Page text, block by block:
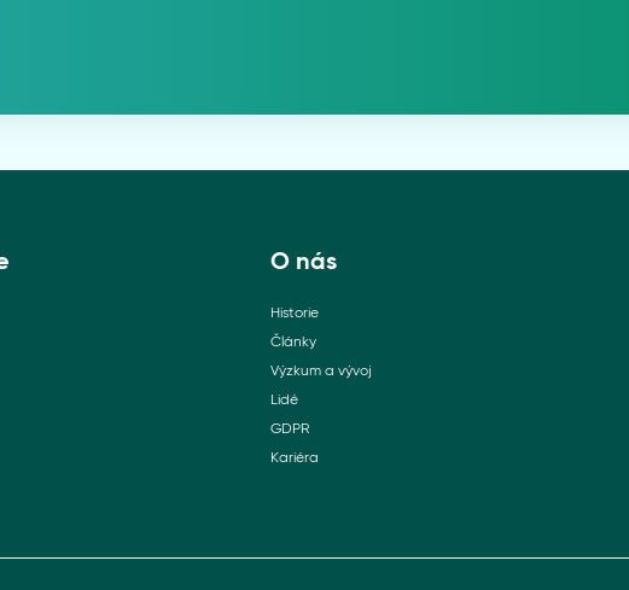
O nás
Historie
Články
Výzkum a vývoj
Lidé
GDPR
Kariéra